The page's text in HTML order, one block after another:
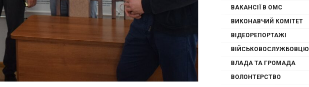
ВАКАНСІЇ В ОМС
ВИКОНАВЧИЙ КОМІТЕТ
ВІДЕОРЕПОРТАЖІ
ВІЙСЬКОВОСЛУЖБОВЦЮ
ВЛАДА ТА ГРОМАДА
ВОЛОНТЕРСТВО